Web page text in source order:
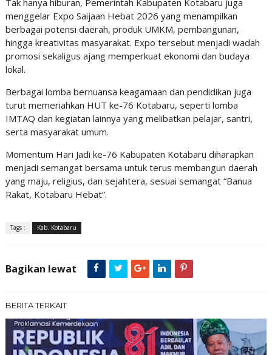
Tak hanya hiburan, Pemerintah Kabupaten Kotabaru juga
menggelar Expo Saijaan Hebat 2026 yang menampilkan
berbagai potensi daerah, produk UMKM, pembangunan,
hingga kreativitas masyarakat. Expo tersebut menjadi wadah
promosi sekaligus ajang memperkuat ekonomi dan budaya
lokal.
Berbagai lomba bernuansa keagamaan dan pendidikan juga
turut memeriahkan HUT ke-76 Kotabaru, seperti lomba
IMTAQ dan kegiatan lainnya yang melibatkan pelajar, santri,
serta masyarakat umum.
Momentum Hari Jadi ke-76 Kabupaten Kotabaru diharapkan
menjadi semangat bersama untuk terus membangun daerah
yang maju, religius, dan sejahtera, sesuai semangat “Banua
Rakat, Kotabaru Hebat”.
Tags : Kab. Kotabaru
Bagikan lewat
BERITA TERKAIT